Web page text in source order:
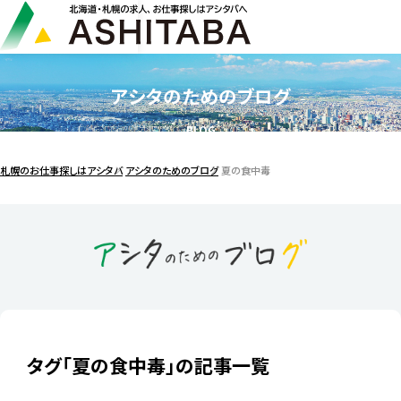
アシタのためのブログ
BLOG
札幌のお仕事探しはアシタバ アシタのためのブログ 夏の食中毒
タグ「夏の食中毒」の記事一覧